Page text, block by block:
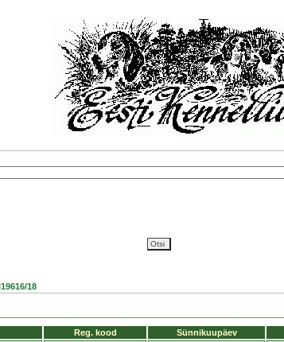
18
Reg. kood Sünnikuupäev